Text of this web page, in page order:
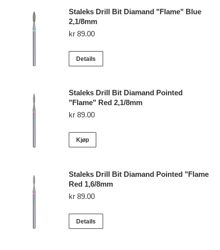
Staleks Drill Bit Diamand "Flame" Blue
2,1/8mm
kr 89.00
Details
Staleks Drill Bit Diamand Pointed
"Flame" Red 2,1/8mm
kr 89.00
Kjøp
Staleks Drill Bit Diamand Pointed "Flame
Red 1,6/8mm
kr 89.00
Details